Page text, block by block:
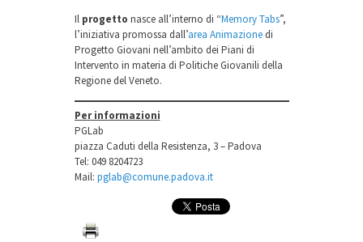
Il progetto nasce all’interno di “Memory Tabs”,
l’iniziativa promossa dall’area Animazionedi
Progetto Giovani nell’ambito dei Piani di
Intervento in materia di Politiche Giovanili della
Regione del Veneto.
Per informazioni
PGLab
piazza Caduti della Resistenza, 3 – Padova
Tel: 049 8204723
Mail: pglab@comune.padova.it